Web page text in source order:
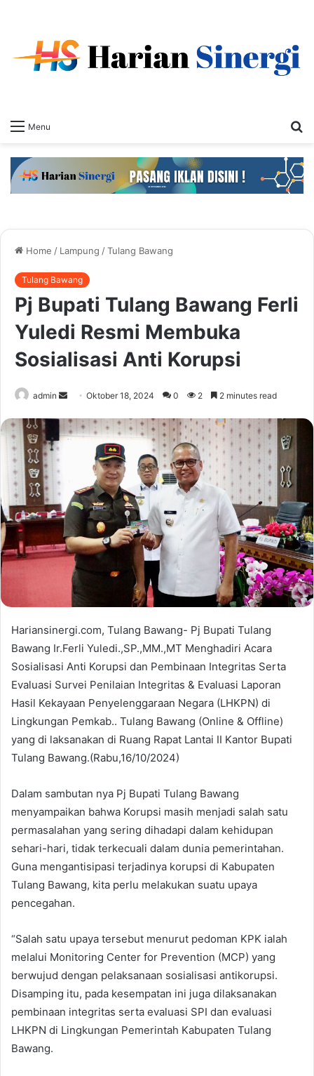
Menu
Home / Lampung /Tulang Bawang
Tulang Bawang
Pj Bupati Tulang Bawang Ferli
Yuledi Resmi Membuka
Sosialisasi Anti Korupsi
admin
Send
email
Oktober 18, 2024 0 2 2 minutes read
Hariansinergi.com, Tulang Bawang- Pj Bupati Tulang
Bawang Ir.Ferli Yuledi.,SP.,MM.,MT Menghadiri Acara
Sosialisasi Anti Korupsi dan Pembinaan Integritas Serta
Evaluasi Survei Penilaian Integritas & Evaluasi Laporan
Hasil Kekayaan Penyelenggaraan Negara (LHKPN) di
Lingkungan Pemkab.. Tulang Bawang (Online & Offline)
yang di laksanakan di Ruang Rapat Lantai II Kantor Bupati
Tulang Bawang.(Rabu,16/10/2024)
Dalam sambutan nya Pj Bupati Tulang Bawang
menyampaikan bahwa Korupsi masih menjadi salah satu
permasalahan yang sering dihadapi dalam kehidupan
sehari-hari, tidak terkecuali dalam dunia pemerintahan.
Guna mengantisipasi terjadinya korupsi di Kabupaten
Tulang Bawang, kita perlu melakukan suatu upaya
pencegahan.
“Salah satu upaya tersebut menurut pedoman KPK ialah
melalui Monitoring Center for Prevention (MCP) yang
berwujud dengan pelaksanaan sosialisasi antikorupsi.
Disamping itu, pada kesempatan ini juga dilaksanakan
pembinaan integritas serta evaluasi SPI dan evaluasi
LHKPN di Lingkungan Pemerintah Kabupaten Tulang
Bawang.